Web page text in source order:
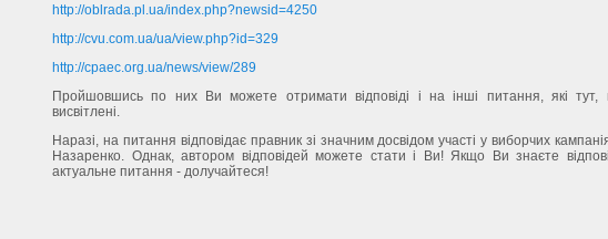
http://oblrada.pl.ua/index.php?newsid=4250
http://cvu.com.ua/ua/view.php?id=329
http://cpaec.org.ua/news/view/289
Пройшовшись по них Ви можете отримати відповіді і на інші питання, які тут,
висвітлені.
Наразі, на питання відповідає правник зі значним досвідом участі у виборчих
Назаренко. Однак, автором відповідей можете стати і Ви! Якщо Ви знаєте
актуальне питання - долучайтеся!